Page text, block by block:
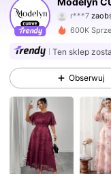
n***o
4,85
4,85
4,85 320K
600K
Ten sklep
Obserwuj